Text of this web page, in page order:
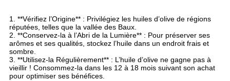
1. **Vérifiez l’Origine** : Privilégiez les huiles d’olive de régions
réputées, telles que la vallée des Baux.
2. **Conservez-la à l’Abri de la Lumière** : Pour préserver ses
arômes et ses qualités, stockez l’huile dans un endroit frais et
sombre.
3. **Utilisez-la Régulièrement** : L’huile d’olive ne gagne pas à
vieillir ! Consommez-la dans les 12 à 18 mois suivant son achat
pour optimiser ses bénéfices.